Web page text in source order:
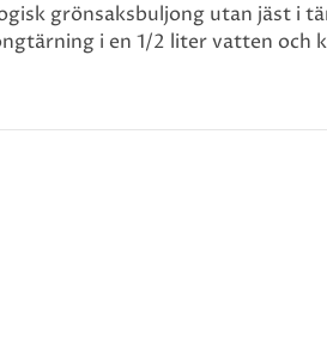
grönsaksbuljong utan jäst i
i en 1/2 liter vatten och